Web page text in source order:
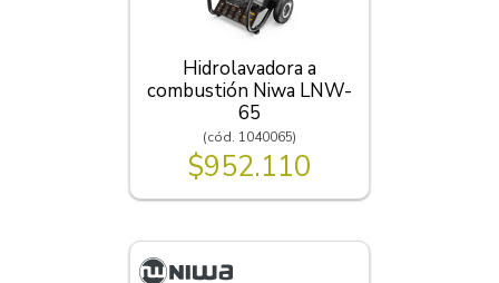
Hidrolavadora a
combustión Niwa LNW-
65
(cód. 1040065)
$952.110